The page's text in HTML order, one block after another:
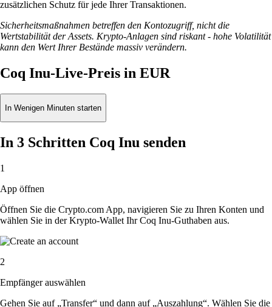
zusätzlichen Schutz für jede Ihrer Transaktionen.
Sicherheitsmaßnahmen betreffen den Kontozugriff, nicht die
Wertstabilität der Assets. Krypto-Anlagen sind riskant - hohe Volatilität
kann den Wert Ihrer Bestände massiv verändern.
Coq Inu-Live-Preis in EUR
In Wenigen Minuten starten
In 3 Schritten Coq Inu senden
1
App öffnen
Öffnen Sie die Crypto.com App, navigieren Sie zu Ihren Konten und
wählen Sie in der Krypto-Wallet Ihr Coq Inu-Guthaben aus.
2
Empfänger auswählen
Gehen Sie auf „Transfer“ und dann auf „Auszahlung“. Wählen Sie die